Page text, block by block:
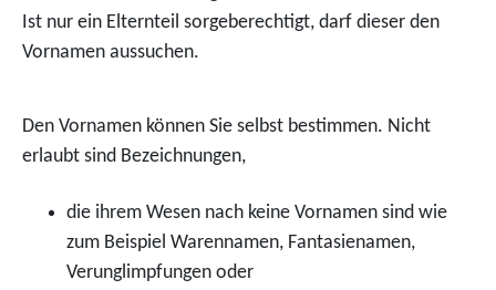
Ist nur ein Elternteil sorgeberechtigt, darf dieser den
Vornamen aussuchen.
Den Vornamen können Sie selbst bestimmen. Nicht
erlaubt sind Bezeichnungen,
die ihrem Wesen nach keine Vornamen sind wie
zum Beispiel Warennamen, Fantasienamen,
Verunglimpfungen oder